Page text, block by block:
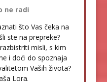
ne radi
što Vas čeka na
ste na prepreke?
misli, s kim
i doći do spoznaja
Vaših života?
Lora.